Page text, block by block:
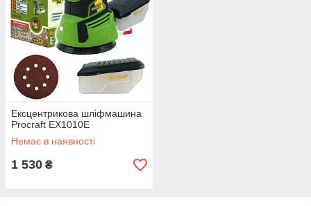
Ексцентрикова шліфмашина
Procraft EX1010E
Немає в наявності
1 530 ₴